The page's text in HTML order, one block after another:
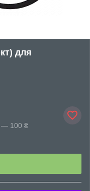
для
— 100 ₴